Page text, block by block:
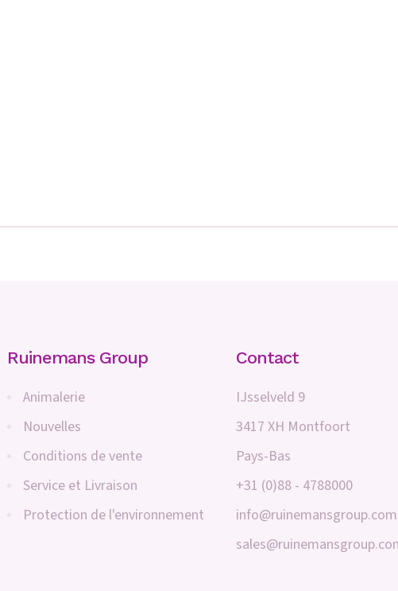
Ruinemans Group
Animalerie
Nouvelles
Conditions de vente
Service et Livraison
Protection de l'environnement
Contact
IJsselveld 9
3417 XH Montfoort
Pays-Bas
+31 (0)88 - 4788000
info@ruinemansgroup.com